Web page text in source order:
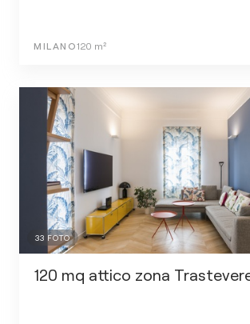
MILANO120 m²
33 FOTO
120 mq attico zona